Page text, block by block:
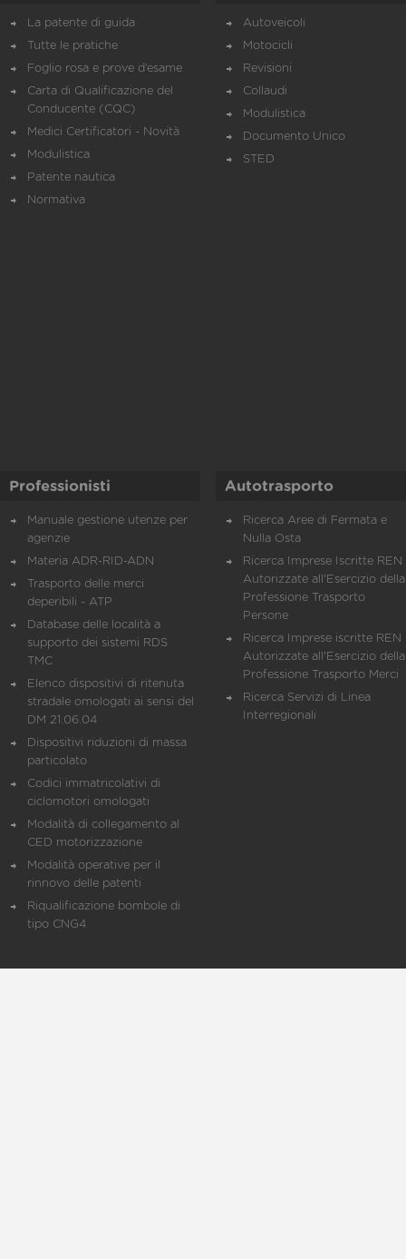
La patente di guida
Tutte le pratiche
Foglio rosa e prove d’esame
Carta di Qualificazione del
Conducente (CQC)
Medici Certificatori - Novità
Modulistica
Patente nautica
Normativa
Autoveicoli
Motocicli
Revisioni
Collaudi
Modulistica
Documento Unico
STED
Professionisti
Manuale gestione utenze per
agenzie
Materia ADR-RID-ADN
Trasporto delle merci
deperibili - ATP
Database delle località a
supporto dei sistemi RDS
TMC
Elenco dispositivi di ritenuta
stradale omologati ai sensi del
DM 21.06.04
Dispositivi riduzioni di massa
particolato
Codici immatricolativi di
ciclomotori omologati
Modalità di collegamento al
CED motorizzazione
Modalità operative per il
rinnovo delle patenti
Riqualificazione bombole di
tipo CNG4
Autotrasporto
Ricerca Aree di Fermata e
Nulla Osta
Ricerca Imprese Iscritte REN
Autorizzate all'Esercizio della
Professione Trasporto
Persone
Ricerca Imprese iscritte REN
Autorizzate all'Esercizio della
Professione Trasporto Merci
Ricerca Servizi di Linea
Interregionali